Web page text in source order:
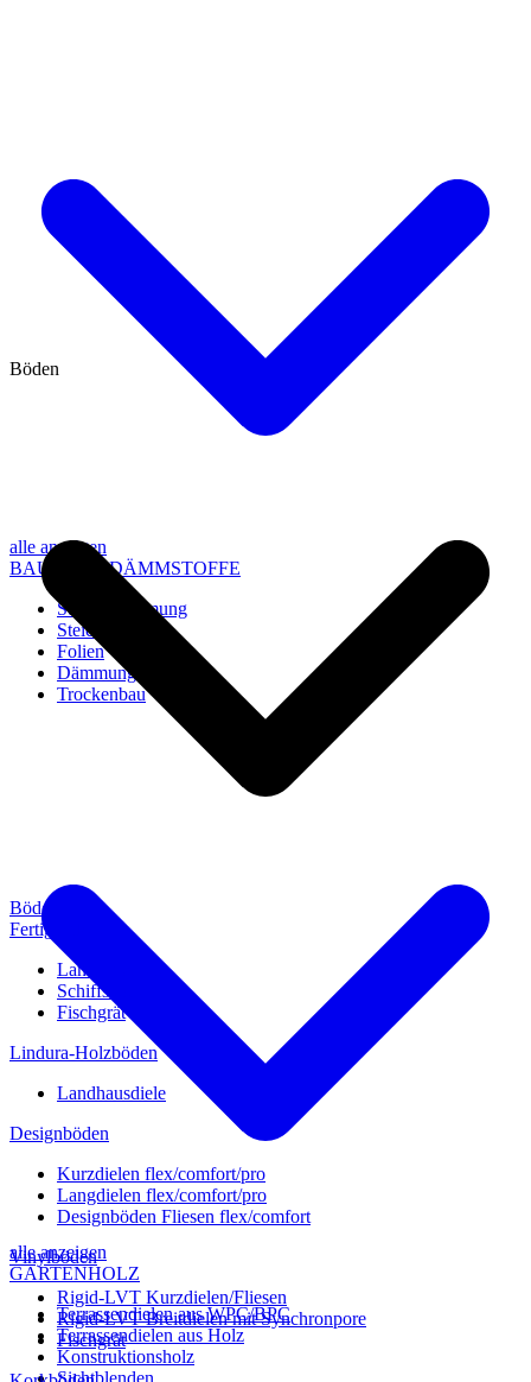
alle anzeigen
BAU- UND DÄMMSTOFFE
Steico Dämmung
Steico Zubehör
Folien
Dämmung
Trockenbau
alle anzeigen
GARTENHOLZ
Terrassendielen aus WPC/BPC
Terrassendielen aus Holz
Konstruktionsholz
Sichtblenden
Böden
Böden
Fertigparkett
Landhausdiele
Schiffsboden
Fischgrät
Lindura-Holzböden
Landhausdiele
Designböden
Kurzdielen flex/comfort/pro
Langdielen flex/comfort/pro
Designböden Fliesen flex/comfort
Vinylböden
Rigid-LVT Kurzdielen/Fliesen
Rigid-LVT Breitdielen mit Synchronpore
Fischgrät